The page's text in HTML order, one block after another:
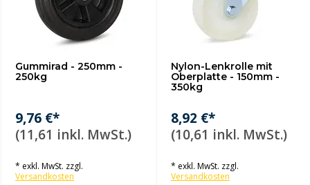
Gummirad - 250mm -
250kg
9,76 €*
(11,61 inkl. MwSt.)
* exkl. MwSt. zzgl.
Versandkosten
Nylon-Lenkrolle mit
Oberplatte - 150mm -
350kg
8,92 €*
(10,61 inkl. MwSt.)
* exkl. MwSt. zzgl.
Versandkosten